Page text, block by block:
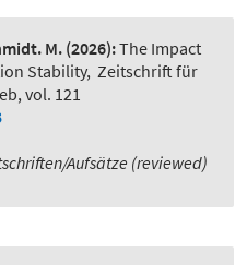
M. (2026):The Impact
Stability, Zeitschrift für
vol. 121
Aufsätze (reviewed)